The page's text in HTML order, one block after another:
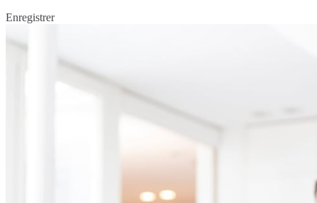
Enregistrer